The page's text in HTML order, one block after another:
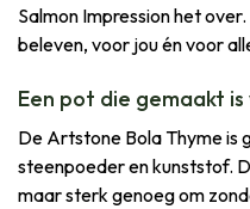
Salmon Impression het
beleven, voor jou én voor
Een pot die gemaakt
De Artstone Bola Thyme is
steenpoeder en kunststof.
maar sterk genoeg om